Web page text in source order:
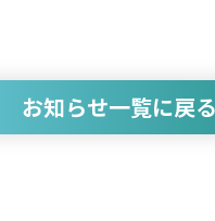
お知らせ一覧に戻